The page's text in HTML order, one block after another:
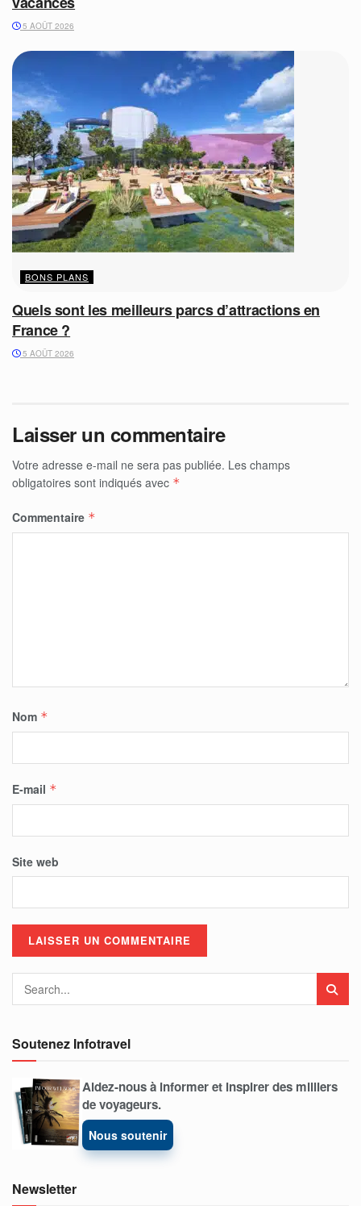
5 AOÛT 2026
BONS PLANS
Quels sont les meilleurs parcs d’attractions en
France ?
5 AOÛT 2026
Laisser un commentaire
Votre adresse e-mail ne sera pas publiée. Les champs
obligatoires sont indiqués avec *
Commentaire *
Nom *
E-mail *
Site web
Soutenez Infotravel
Aidez-nous à informer et inspirer des milliers
de voyageurs.
Nous soutenir
Newsletter